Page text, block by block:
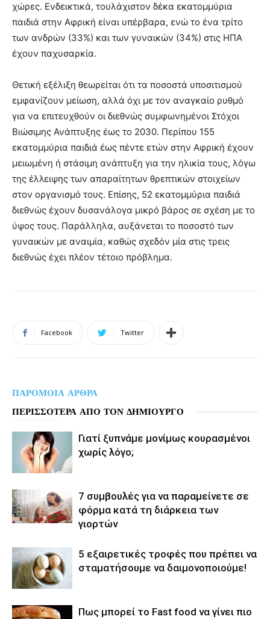
χώρες. Ενδεικτικά, τουλάχιστον δέκα εκατομμύρια
παιδιά στην Αφρική είναι υπέρβαρα, ενώ το ένα τρίτο
των ανδρών (33%) και των γυναικών (34%) στις ΗΠΑ
έχουν παχυσαρκία.
Θετική εξέλιξη θεωρείται ότι τα ποσοστά υποσιτισμού
εμφανίζουν μείωση, αλλά όχι με τον αναγκαίο ρυθμό
για να επιτευχθούν οι διεθνώς συμφωνημένοι Στόχοι
Βιώσιμης Ανάπτυξης έως το 2030. Περίπου 155
εκατομμύρια παιδιά έως πέντε ετών στην Αφρική έχουν
μειωμένη ή στάσιμη ανάπτυξη για την ηλικία τους, λόγω
της έλλειψης των απαραίτητων θρεπτικών στοιχείων
στον οργανισμό τους. Επίσης, 52 εκατομμύρια παιδιά
διεθνώς έχουν δυσανάλογα μικρό βάρος σε σχέση με το
ύψος τους. Παράλληλα, αυξάνεται το ποσοστό των
γυναικών με αναιμία, καθώς σχεδόν μία στις τρεις
διεθνώς έχει πλέον τέτοιο πρόβλημα.
Facebook Twitter
ΠΑΡΟΜΟΙΑ ΑΡΘΡΑ
ΠΕΡΙΣΣΟΤΕΡΑ ΑΠΟ ΤΟΝ ΔΗΜΙΟΥΡΓΟ
Γιατί ξυπνάμε μονίμως κουρασμένοι
χωρίς λόγο;
7 συμβουλές για να παραμείνετε σε
φόρμα κατά τη διάρκεια των
γιορτών
5 εξαιρετικές τροφές που πρέπει να
σταματήσουμε να δαιμονοποιούμε!
Πως μπορεί το Fast food να γίνει πιο